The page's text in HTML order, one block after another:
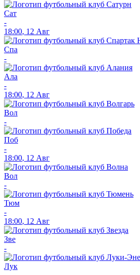
Сат
-
18:00, 12 Авг
Спа
-
Ала
-
18:00, 12 Авг
Вол
-
Поб
-
18:00, 12 Авг
Вол
-
Тюм
-
18:00, 12 Авг
Зве
-
Лук